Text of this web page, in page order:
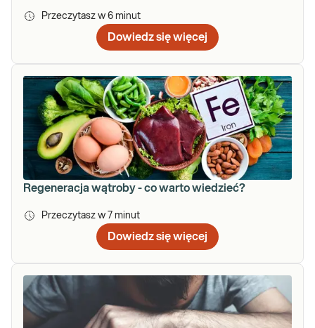
Przeczytasz w 6 minut
Dowiedz się więcej
Regeneracja wątroby - co warto wiedzieć?
Przeczytasz w 7 minut
Dowiedz się więcej